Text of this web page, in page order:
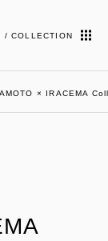
/ COLLECTION
× IRACEMA